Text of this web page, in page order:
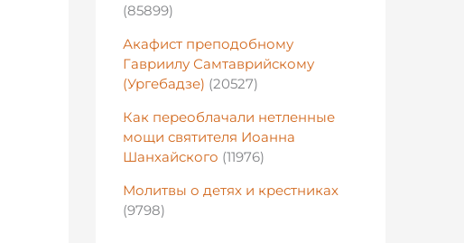
(85899)
Акафист преподобному
Гавриилу Самтаврийскому
(Ургебадзе) (20527)
Как переоблачали нетленные
мощи святителя Иоанна
Шанхайского (11976)
Молитвы о детях и крестниках
(9798)